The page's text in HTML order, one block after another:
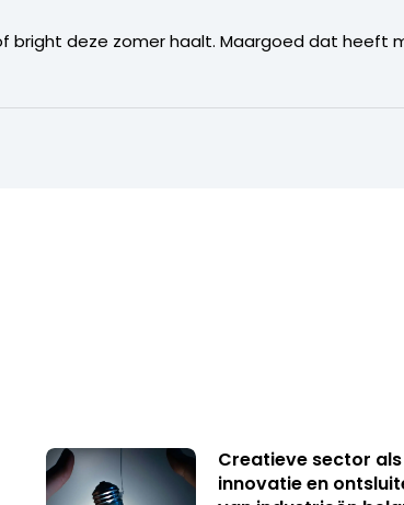
bright deze zomer haalt. Maargoed dat heeft
Creatieve sector
innovatie en